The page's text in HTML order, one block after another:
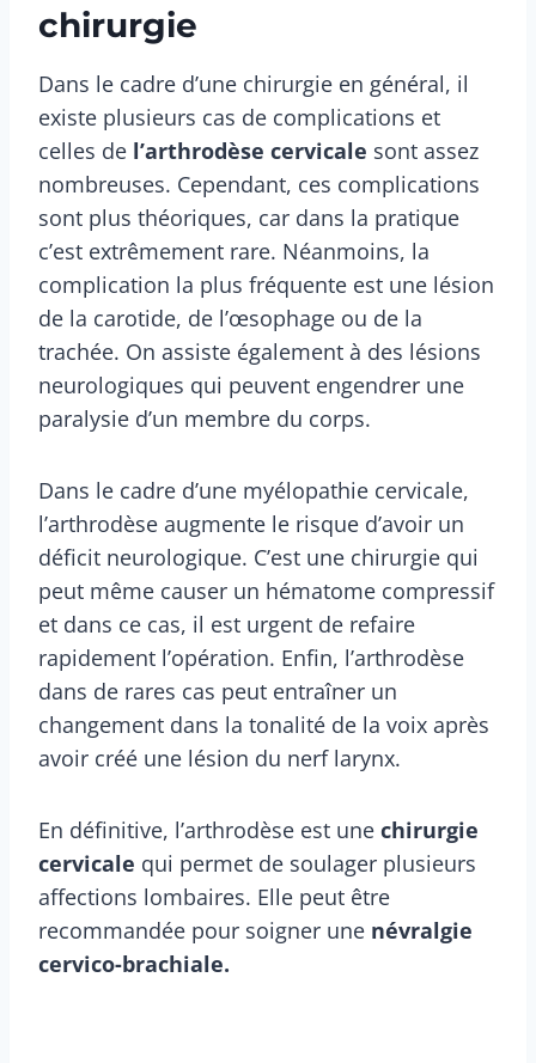
chirurgie
Dans le cadre d’une chirurgie en général, il
existe plusieurs cas de complications et
celles de l’arthrodèse cervicale sont assez
nombreuses. Cependant, ces complications
sont plus théoriques, car dans la pratique
c’est extrêmement rare. Néanmoins, la
complication la plus fréquente est une lésion
de la carotide, de l’œsophage ou de la
trachée. On assiste également à des lésions
neurologiques qui peuvent engendrer une
paralysie d’un membre du corps.
Dans le cadre d’une myélopathie cervicale,
l’arthrodèse augmente le risque d’avoir un
déficit neurologique. C’est une chirurgie qui
peut même causer un hématome compressif
et dans ce cas, il est urgent de refaire
rapidement l’opération. Enfin, l’arthrodèse
dans de rares cas peut entraîner un
changement dans la tonalité de la voix après
avoir créé une lésion du nerf larynx.
En définitive, l’arthrodèse est une chirurgie
cervicale qui permet de soulager plusieurs
affections lombaires. Elle peut être
recommandée pour soigner une névralgie
cervico-brachiale.